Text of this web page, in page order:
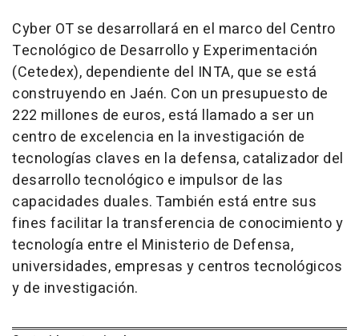
Cyber OT se desarrollará en el marco del Centro
Tecnológico de Desarrollo y Experimentación
(Cetedex), dependiente del INTA, que se está
construyendo en Jaén. Con un presupuesto de
222 millones de euros, está llamado a ser un
centro de excelencia en la investigación de
tecnologías claves en la defensa, catalizador del
desarrollo tecnológico e impulsor de las
capacidades duales. También está entre sus
fines facilitar la transferencia de conocimiento y
tecnología entre el Ministerio de Defensa,
universidades, empresas y centros tecnológicos
y de investigación.